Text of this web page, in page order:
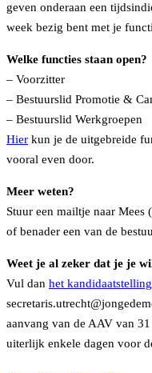
geven onderaan een
week bezig bent met je
Welke functies staan open?
– Voorzitter
– Bestuurslid Promotie &
– Bestuurslid Werkgroepen
Hier kun je de uitgebreide
vooral even door.
Meer weten?
Stuur een mailtje naar Mees
of benader een van de
Weet je al zeker dat je je
Vul dan het
aanvang van de AAV van
uiterlijk enkele dagen voor